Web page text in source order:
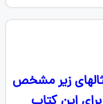
زیر مشخص